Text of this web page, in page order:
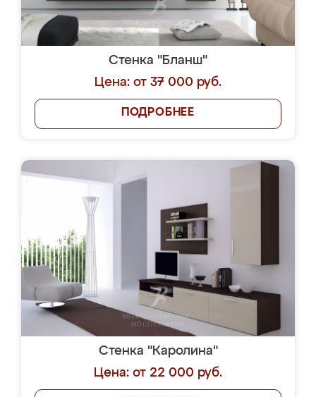
Стенка "Бланш"
Цена: от 37 000 руб.
ПОДРОБНЕЕ
Стенка "Каролина"
Цена: от 22 000 руб.